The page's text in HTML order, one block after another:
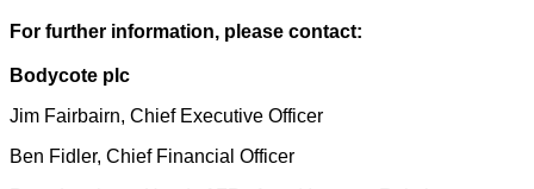
For further information, please contact:
Bodycote plc
Jim Fairbairn, Chief Executive Officer
Ben Fidler, Chief Financial Officer